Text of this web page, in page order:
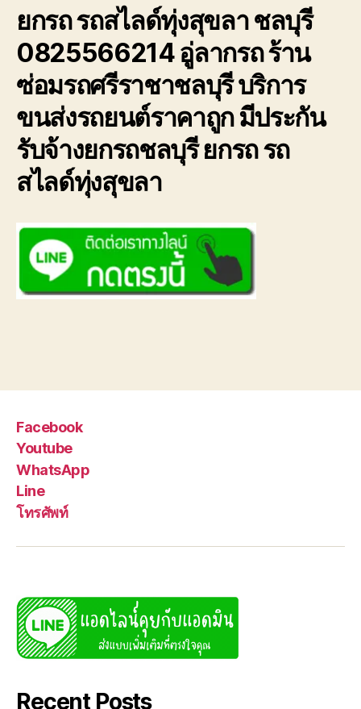
ยกรถ รถสไลด์ทุ่งสุขลา ชลบุรี
0825566214 อู่ลากรถ ร้าน
ซ่อมรถศรีราชาชลบุรี บริการ
ขนส่งรถยนต์ราคาถูก มีประกัน
รับจ้างยกรถชลบุรี ยกรถ รถ
สไลด์ทุ่งสุขลา
Facebook
Youtube
WhatsApp
Line
โทรศัพท์
Recent Posts